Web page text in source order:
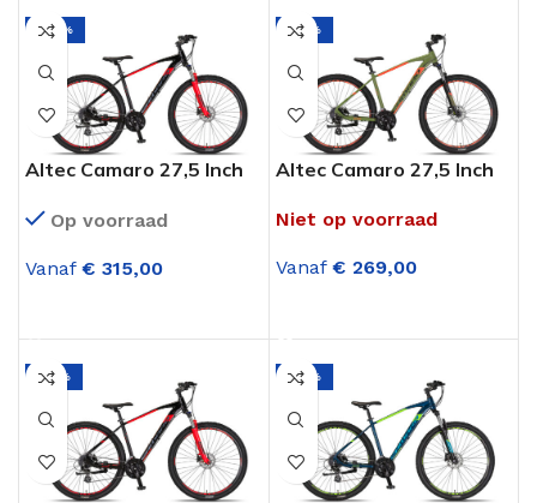
-26%
Altec Camaro 27,5 Inch
Versnellingen
Red
Op voorraad
Vanaf € 315,00
-33%
Altec Camaro 27,5 Inch
Versnellingen M.disc
Niet op voorraad
Vanaf € 269,00
-33% -33%